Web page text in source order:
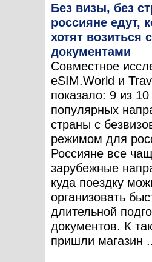
Без визы, без
россияне едут,
хотят возиться с
документами
Совместное
eSIM.World и
показало: 9 из
популярных
страны с
режимом для
Россияне все
зарубежные
куда поездку
организовать
длительной
документов. К
пришли магазин